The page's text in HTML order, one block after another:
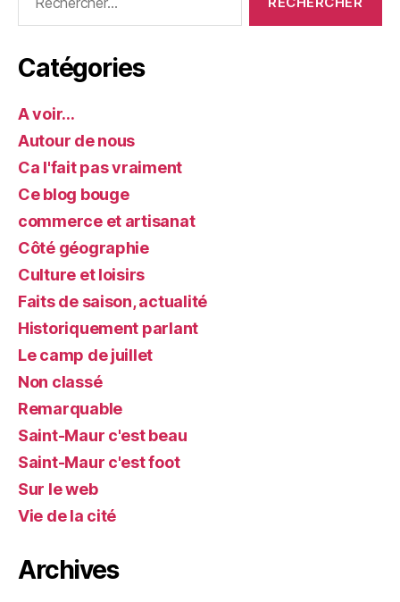
Catégories
A voir…
Autour de nous
Ca l'fait pas vraiment
Ce blog bouge
commerce et artisanat
Côté géographie
Culture et loisirs
Faits de saison, actualité
Historiquement parlant
Le camp de juillet
Non classé
Remarquable
Saint-Maur c'est beau
Saint-Maur c'est foot
Sur le web
Vie de la cité
Archives